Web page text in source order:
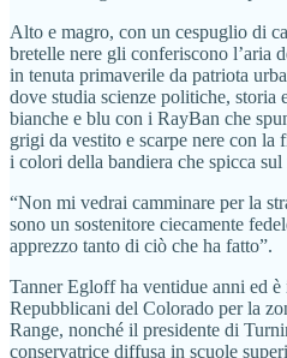
Alto e magro, con un cespuglio di
bretelle nere gli conferiscono l’aria
in tenuta primaverile da patriota
dove studia scienze politiche, storia
bianche e blu con i RayBan che
grigi da vestito e scarpe nere con la
i colori della bandiera che spicca
“Non mi vedrai camminare per la
sono un sostenitore ciecamente
apprezzo tanto di ciò che ha fatto”.
Tanner Egloff ha ventidue anni ed
Repubblicani del Colorado per la
Range, nonché il presidente di
conservatrice diffusa in scuole